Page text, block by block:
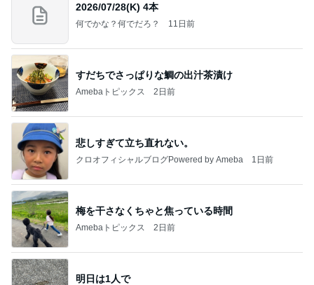
2026/07/28(K) 4本
何でかな？何でだろ？ 11日前
すだちでさっぱりな鯛の出汁茶漬け
Amebaトピックス 2日前
悲しすぎて立ち直れない。
クロオフィシャルブログPowered by Ameba 1日前
梅を干さなくちゃと焦っている時間
Amebaトピックス 2日前
明日は1人で